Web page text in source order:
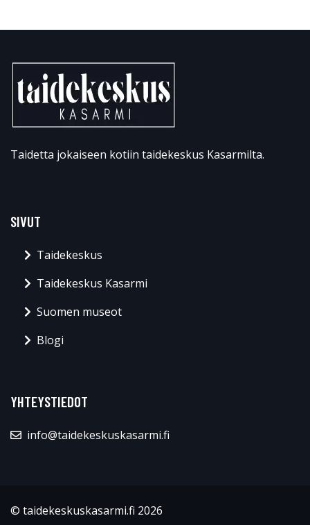
Taidetta jokaiseen kotiin taidekeskus Kasarmilta.
SIVUT
Taidekeskus
Taidekeskus Kasarmi
Suomen museot
Blogi
YHTEYSTIEDOT
info@taidekeskuskasarmi.fi
© taidekeskuskasarmi.fi 2026